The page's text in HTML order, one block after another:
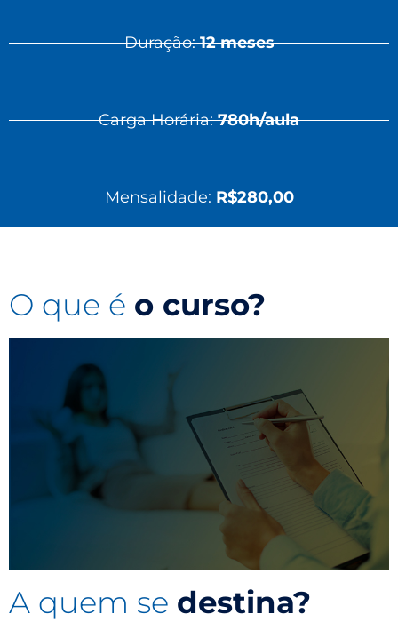
Duração:12 meses
Carga Horária:780h/aula
Mensalidade: R$280,00
O que é o curso?
A quem se destina?